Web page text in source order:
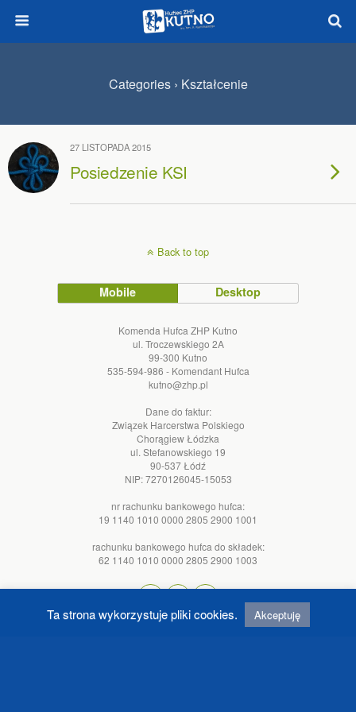
Categories › Kształcenie
27 LISTOPADA 2015
Posiedzenie KSI
Back to top
Mobile Desktop
Komenda Hufca ZHP Kutno
ul. Troczewskiego 2A
99-300 Kutno
535-594-986 - Komendant Hufca
kutno@zhp.pl
Dane do faktur:
Związek Harcerstwa Polskiego
Chorągiew Łódzka
ul. Stefanowskiego 19
90-537 Łódź
NIP: 7270126045-15053
nr rachunku bankowego hufca:
19 1140 1010 0000 2805 2900 1001
rachunku bankowego hufca do składek:
62 1140 1010 0000 2805 2900 1003
Ta strona wykorzystuje pliki cookies. Akceptuję